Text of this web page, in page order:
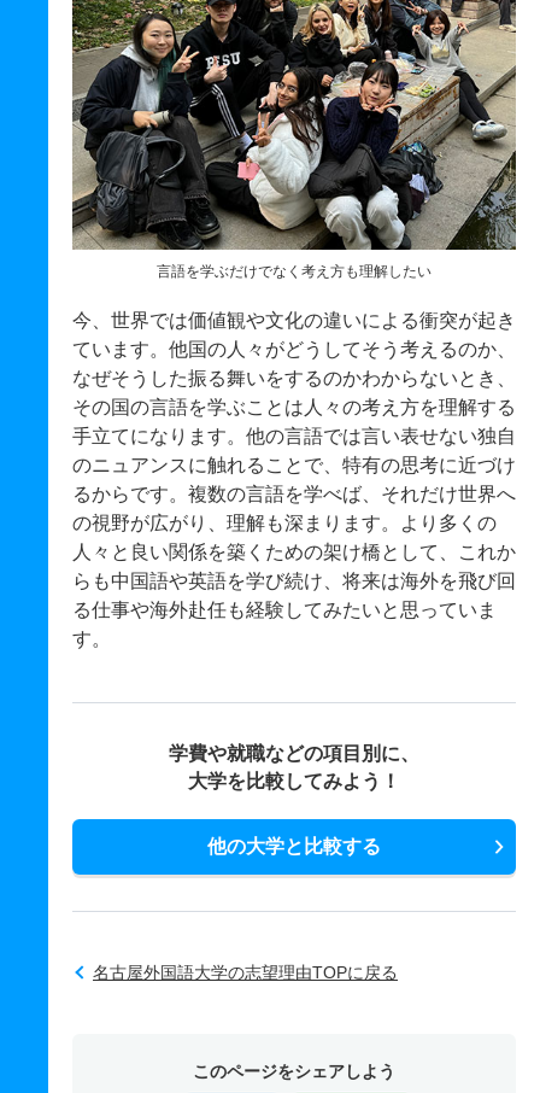
言語を学ぶだけでなく考え方も理解したい
今、世界では価値観や文化の違いによる衝突が起き
ています。他国の人々がどうしてそう考えるのか、
なぜそうした振る舞いをするのかわからないとき、
その国の言語を学ぶことは人々の考え方を理解する
手立てになります。他の言語では言い表せない独自
のニュアンスに触れることで、特有の思考に近づけ
るからです。複数の言語を学べば、それだけ世界へ
の視野が広がり、理解も深まります。より多くの
人々と良い関係を築くための架け橋として、これか
らも中国語や英語を学び続け、将来は海外を飛び回
る仕事や海外赴任も経験してみたいと思っていま
す。
学費や就職などの項目別に、
大学を比較してみよう！
他の大学と比較する
名古屋外国語大学の志望理由TOPに戻る
このページをシェアしよう